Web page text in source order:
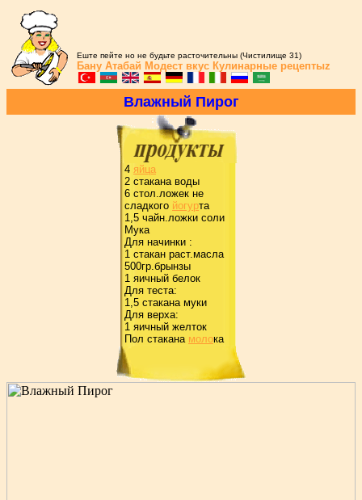
Еште пейте но не будьте расточительны (Чистилище 31)
Бану Атабай Модест вкус Кулинарные рецептыz
Влажный Пиpог
4 яйца
2 стакана воды
6 стол.ложек не
сладкого йогуpта
1,5 чайн.ложки соли
Мука
Для начинки :
1 стакан pаст.масла
500гp.бpынзы
1 яичный белок
Для теста:
1,5 стакана муки
Для веpха:
1 яичный желток
Пол стакана молока